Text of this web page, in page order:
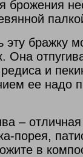
брожения
эту бражку
Она
и
ее надо
– отличная
порея,
в